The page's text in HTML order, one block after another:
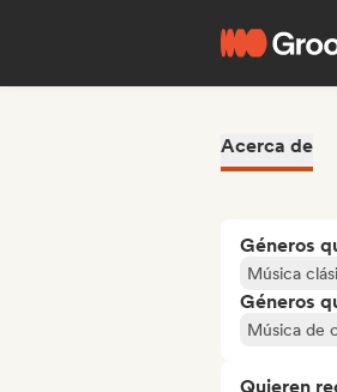
Acerca de
Géneros
Música
Géneros
Música de
Quieren